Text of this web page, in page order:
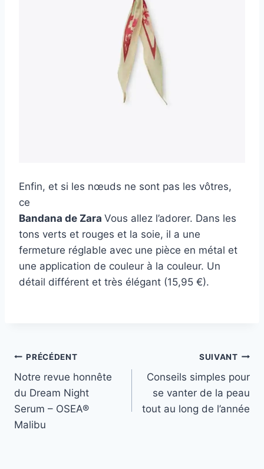
Enfin, et si les nœuds ne sont pas les vôtres,
ce
Bandana de Zara Vous allez l’adorer. Dans les
tons verts et rouges et la soie, il a une
fermeture réglable avec une pièce en métal et
une application de couleur à la couleur. Un
détail différent et très élégant (15,95 €).
Navigation
de
l’article
PRÉCÉDENT
Notre revue honnête
du Dream Night
Serum – OSEA®
Malibu
SUIVANT
Conseils simples pour
se vanter de la peau
tout au long de l’année